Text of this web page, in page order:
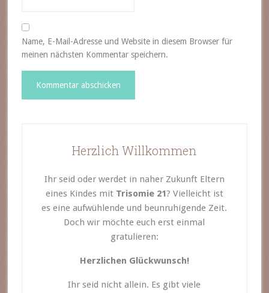
Name, E-Mail-Adresse und Website in diesem Browser für
meinen nächsten Kommentar speichern.
Herzlich Willkommen
Ihr seid oder werdet in naher Zukunft Eltern
eines Kindes mit Trisomie 21? Vielleicht ist
es eine aufwühlende und beunruhigende Zeit.
Doch wir möchte euch erst einmal
gratulieren:
Herzlichen Glückwunsch!
Ihr seid nicht allein. Es gibt viele